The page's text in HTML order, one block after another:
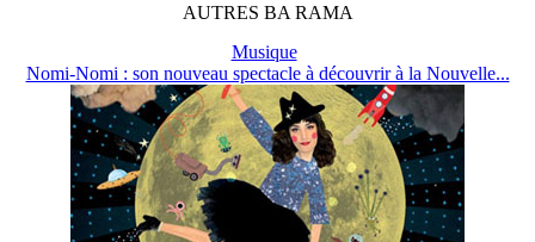
AUTRES BA RAMA
Musique
Nomi-Nomi : son nouveau spectacle à découvrir à la Nouvelle...